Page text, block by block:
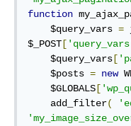
function
$query_vars =
$_POST [
$query_vars [
$posts = new
$GLOBALS [
add_filter(